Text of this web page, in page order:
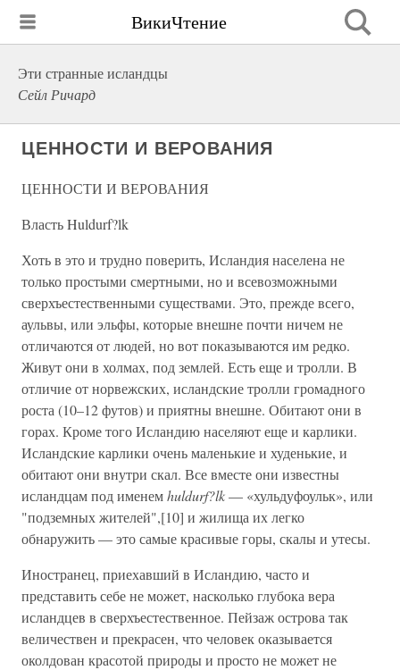
ВикиЧтение
Эти странные исландцы
Сейл Ричард
ЦЕННОСТИ И ВЕРОВАНИЯ
ЦЕННОСТИ И ВЕРОВАНИЯ
Власть Huldurf?lk
Хоть в это и трудно поверить, Исландия населена не
только простыми смертными, но и всевозможными
сверхъестественными существами. Это, прежде всего,
аульвы, или эльфы, которые внешне почти ничем не
отличаются от людей, но вот показываются им редко.
Живут они в холмах, под землей. Есть еще и тролли. В
отличие от норвежских, исландские тролли громадного
роста (10–12 футов) и приятны внешне. Обитают они в
горах. Кроме того Исландию населяют еще и карлики.
Исландские карлики очень маленькие и худенькие, и
обитают они внутри скал. Все вместе они известны
исландцам под именемhuldurf?lk— «хульдуфоульк», или
"подземных жителей",[10] и жилища их легко
обнаружить — это самые красивые горы, скалы и утесы.
Иностранец, приехавший в Исландию, часто и
представить себе не может, насколько глубока вера
исландцев в сверхъестественное. Пейзаж острова так
величествен и прекрасен, что человек оказывается
околдован красотой природы и просто не может не